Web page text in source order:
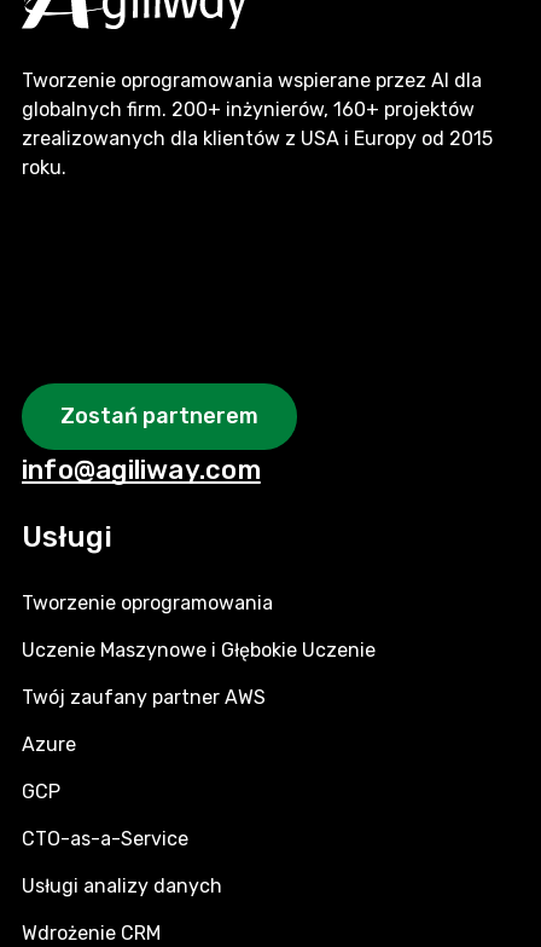
Tworzenie oprogramowania wspierane przez AI dla
globalnych firm. 200+ inżynierów, 160+ projektów
zrealizowanych dla klientów z USA i Europy od 2015
roku.
Zostań partnerem
info@agiliway.com
Usługi
Tworzenie oprogramowania
Uczenie Maszynowe i Głębokie Uczenie
Twój zaufany partner AWS
Azure
GCP
CTO-as-a-Service
Usługi analizy danych
Wdrożenie CRM